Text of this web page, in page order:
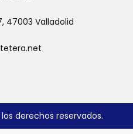
47003 Valladolid
derechos reservados.